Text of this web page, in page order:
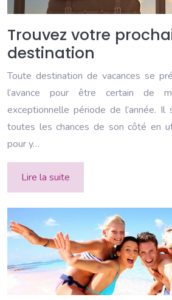
Trouvez votre
destination
Toute destination de vacances se
l’avance pour être certain de
exceptionnelle période de l’année. Il
toutes les chances de son côté en
pour y…
Lire la suite